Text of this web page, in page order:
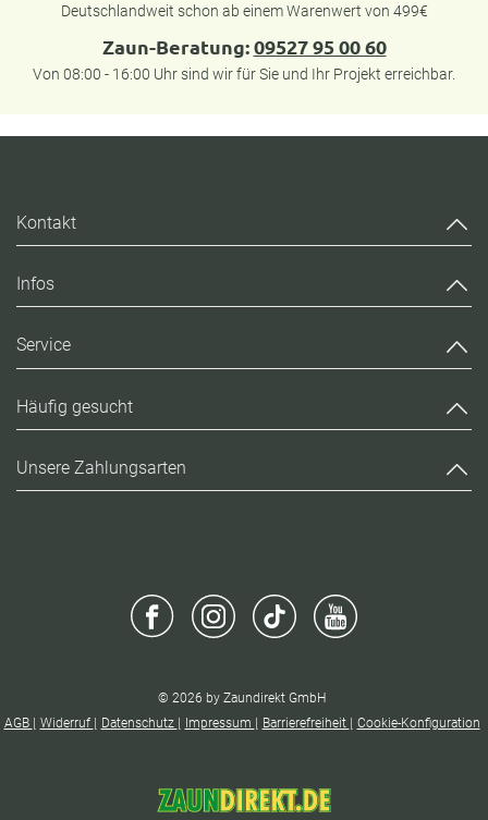
Deutschlandweit schon ab einem Warenwert von 499€
Zaun-Beratung:09527 95 00 60
Von 08:00 - 16:00 Uhr sind wir für Sie und Ihr Projekt erreichbar.
Kontakt
Infos
Service
Häufig gesucht
Unsere Zahlungsarten
© 2026 by Zaundirekt GmbH
AGB
Widerruf Datenschutz Impressum Barrierefreiheit Cookie-Konfiguration